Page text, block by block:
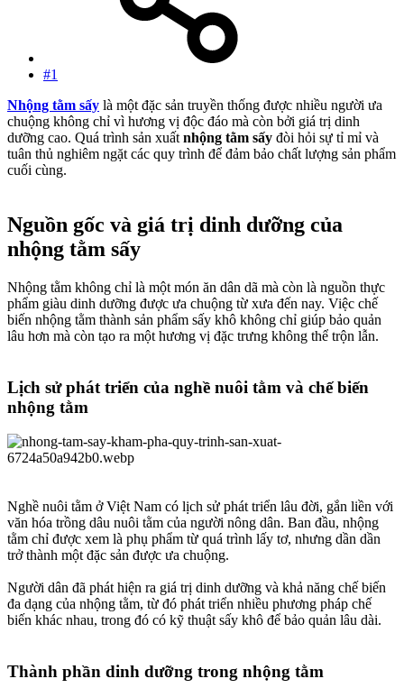
#1
Nhộng tằm sấy là một đặc sản truyền thống được nhiều người ưa
chuộng không chỉ vì hương vị độc đáo mà còn bởi giá trị dinh
dưỡng cao. Quá trình sản xuất nhộng tằm sấy đòi hỏi sự tỉ mỉ và
tuân thủ nghiêm ngặt các quy trình để đảm bảo chất lượng sản phẩm
cuối cùng.
Nguồn gốc và giá trị dinh dưỡng của
nhộng tằm sấy​
Nhộng tằm không chỉ là một món ăn dân dã mà còn là nguồn thực
phẩm giàu dinh dưỡng được ưa chuộng từ xưa đến nay. Việc chế
biến nhộng tằm thành sản phẩm sấy khô không chỉ giúp bảo quản
lâu hơn mà còn tạo ra một hương vị đặc trưng không thể trộn lẫn.
Lịch sử phát triển của nghề nuôi tằm và chế biến
nhộng tằm​
Nghề nuôi tằm ở Việt Nam có lịch sử phát triển lâu đời, gắn liền với
văn hóa trồng dâu nuôi tằm của người nông dân. Ban đầu, nhộng
tằm chỉ được xem là phụ phẩm từ quá trình lấy tơ, nhưng dần dần
trở thành một đặc sản được ưa chuộng.
Người dân đã phát hiện ra giá trị dinh dưỡng và khả năng chế biến
đa dạng của nhộng tằm, từ đó phát triển nhiều phương pháp chế
biến khác nhau, trong đó có kỹ thuật sấy khô để bảo quản lâu dài.
Thành phần dinh dưỡng trong nhộng tằm​